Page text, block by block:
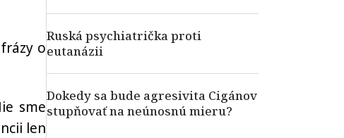
o
sme
len
Ruská psychiatrička proti
eutanázii
Dokedy sa bude agresivita Cigánov
stupňovať na neúnosnú mieru?